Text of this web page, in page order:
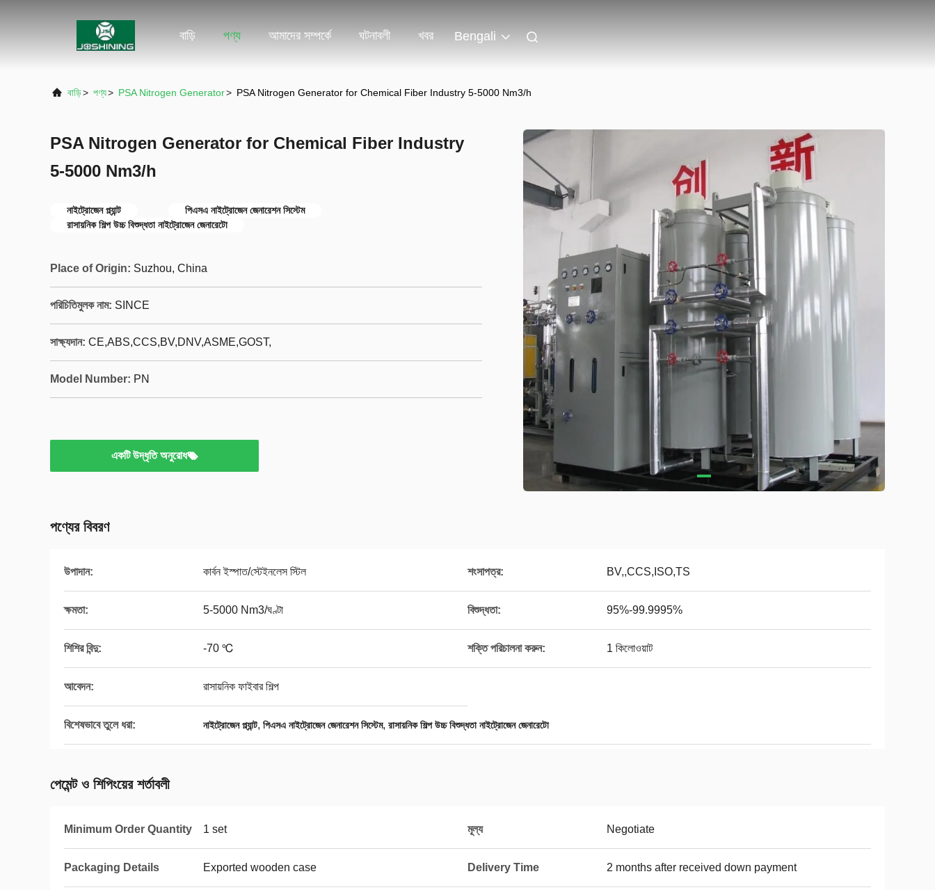
বাড়ি পণ্য আমাদের সম্পর্কে ঘটনাবলী খবর Bengali
বাড়ি> পণ্য> PSA Nitrogen Generator> PSA Nitrogen Generator for Chemical Fiber Industry 5-5000 Nm3/h
PSA Nitrogen Generator for Chemical Fiber Industry
5-5000 Nm3/h
নাইট্রোজেন প্ল্যান্ট
পিএসএ নাইট্রোজেন জেনারেশন সিস্টেম
রাসায়নিক শিল্প উচ্চ বিশুদ্ধতা নাইট্রোজেন জেনারেটো
Place of Origin: Suzhou, China
পরিচিতিমুলক নাম: SINCE
সাক্ষ্যদান: CE,ABS,CCS,BV,DNV,ASME,GOST,
Model Number: PN
একটি উদ্ধৃতি অনুরোধ
পণ্যের বিবরণ
উপাদান: কার্বন ইস্পাত/স্টেইনলেস স্টিল শংসাপত্র: BV,,CCS,ISO,TS
ক্ষমতা: 5-5000 Nm3/ঘণ্টা বিশুদ্ধতা: 95%-99.9995%
শিশির বিন্দু: -70 ℃ শক্তি পরিচালনা করুন: 1 কিলোওয়াট
আবেদন: রাসায়নিক ফাইবার শিল্প
বিশেষভাবে তুলে ধরা: নাইট্রোজেন প্ল্যান্ট, পিএসএ নাইট্রোজেন জেনারেশন সিস্টেম, রাসায়নিক শিল্প উচ্চ বিশুদ্ধতা নাইট্রোজেন জেনারেটো
পেমেন্ট ও শিপিংয়ের শর্তাবলী
Minimum Order Quantity 1 set মূল্য Negotiate
Packaging Details Exported wooden case Delivery Time 2 months after received down payment